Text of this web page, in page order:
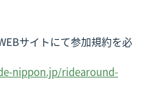
サイトにて参加規約を必
nippon.jp/ridearound-